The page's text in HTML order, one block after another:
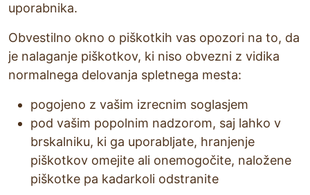
uporabnika.
Obvestilno okno o piškotkih vas opozori na to, da
je nalaganje piškotkov, ki niso obvezni z vidika
normalnega delovanja spletnega mesta:
pogojeno z vašim izrecnim soglasjem
pod vašim popolnim nadzorom, saj lahko v
brskalniku, ki ga uporabljate, hranjenje
piškotkov omejite ali onemogočite, naložene
piškotke pa kadarkoli odstranite